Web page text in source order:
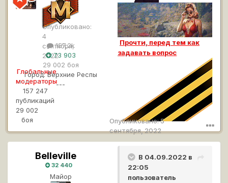
5
4
Опубликовано:
4
сентября,
2022
Глобальные
модераторы
157 247
публикаций
29 002
боя
157,2k
73 903
29 002 боя
Город: Верхние Респы
---
Прочти, перед тем как
задавать вопрос
B
e
Belleville
32 440
Майор
Опубликовано:5
сентября, 2022
В 04.09.2022 в
22:05
пользователь